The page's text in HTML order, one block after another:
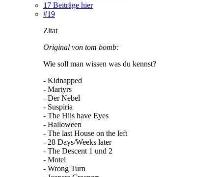
17 Beiträge hier
#19
Zitat
Original von tom bomb:
Wie soll man wissen was du kennst?
- Kidnapped
- Martyrs
- Der Nebel
- Suspiria
- The Hils have Eyes
- Halloween
- The last House on the left
- 28 Days/Weeks later
- The Descent 1 und 2
- Motel
- Wrong Turn